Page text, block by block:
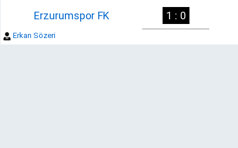
Erzurumspor FK 1 : 0
Erkan Sözeri